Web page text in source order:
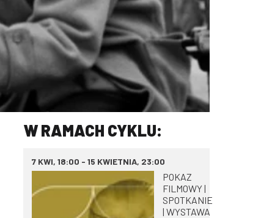
W RAMACH CYKLU:
7 KWI, 18:00 - 15 KWIETNIA, 23:00
POKAZ
FILMOWY |
SPOTKANIE
| WYSTAWA